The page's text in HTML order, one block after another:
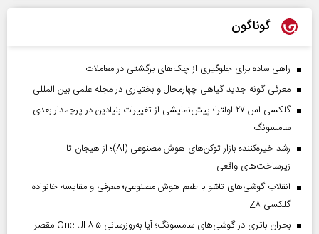
گوناگون
راهی ساده برای جلوگیری از چک‌های برگشتی در معاملات
معرفی گونه جدید گیاهی چهارمحال و بختیاری در مجله علمی بین المللی
گلکسی اس ۲۷ اولترا؛ پیش‌نمایشی از تغییرات بنیادین در پرچمدار بعدی
سامسونگ
رشد خیره‌کننده بازار توکن‌های هوش مصنوعی (AI)؛ از هیجان تا
زیرساخت‌های واقعی
انقلاب گوشی‌های تاشو‌ با طعم هوش مصنوعی؛ معرفی و مقایسه خانواده
گلکسی Z۸
بحران باتری در گوشی‌های سامسونگ؛ آیا به‌روزرسانی One UI ۸.۵ مقصر